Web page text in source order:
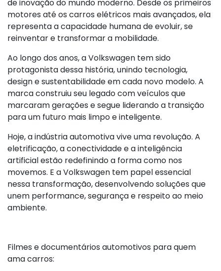
de inovação do mundo moderno. Desde os primeiros
motores até os carros elétricos mais avançados, ela
representa a capacidade humana de evoluir, se
reinventar e transformar a mobilidade.
Ao longo dos anos, a Volkswagen tem sido
protagonista dessa história, unindo tecnologia,
design e sustentabilidade em cada novo modelo. A
marca construiu seu legado com veículos que
marcaram gerações e segue liderando a transição
para um futuro mais limpo e inteligente.
Hoje, a indústria automotiva vive uma revolução. A
eletrificação, a conectividade e a inteligência
artificial estão redefinindo a forma como nos
movemos. E a Volkswagen tem papel essencial
nessa transformação, desenvolvendo soluções que
unem performance, segurança e respeito ao meio
ambiente.
Filmes e documentários automotivos para quem
ama carros: